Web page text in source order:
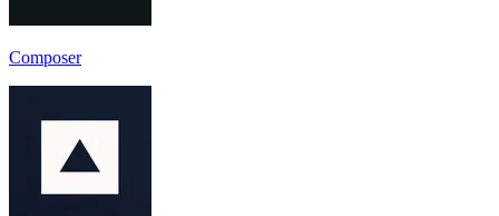
Composer